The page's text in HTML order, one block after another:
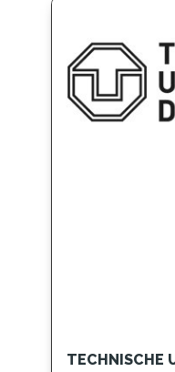
TECHNISCHE